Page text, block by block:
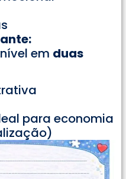
em duas
para economia